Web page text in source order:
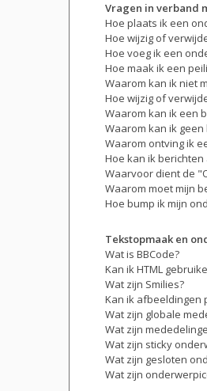
Vragen in verband
Hoe plaats ik een
Hoe wijzig of
Hoe voeg ik een
Hoe maak ik een
Waarom kan ik niet
Hoe wijzig of
Waarom kan ik een
Waarom kan ik
Waarom ontving ik
Hoe kan ik
Waarvoor dient de
Waarom moet mijn
Hoe bump ik mijn
Tekstopmaak en
Wat is BBCode?
Kan ik HTML
Wat zijn Smilies?
Kan ik afbeeldingen
Wat zijn globale
Wat zijn
Wat zijn sticky
Wat zijn gesloten
Wat zijn